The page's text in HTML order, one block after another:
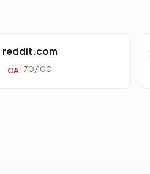
reddit.com
CA 70/100